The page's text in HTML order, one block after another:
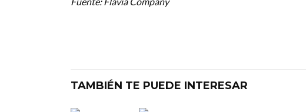
TAMBIÉN TE PUEDE INTERESAR